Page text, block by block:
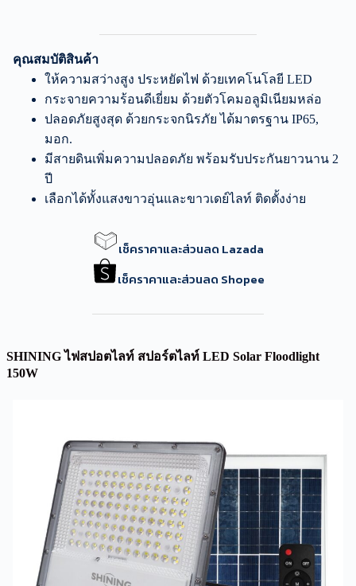
คุณสมบัติสินค้า
ให้ความสว่างสูง ประหยัดไฟ ด้วยเทคโนโลยี LED
กระจายความร้อนดีเยี่ยม ด้วยตัวโคมอลูมิเนียมหล่อ
ปลอดภัยสูงสุด ด้วยกระจกนิรภัย ได้มาตรฐาน IP65,
มอก.
มีสายดินเพิ่มความปลอดภัย พร้อมรับประกันยาวนาน 2
ปี
เลือกได้ทั้งแสงขาวอุ่นและขาวเดย์ไลท์ ติดตั้งง่าย
เช็คราคาและส่วนลด Lazada
เช็คราคาและส่วนลด Shopee
SHINING ไฟสปอตไลท์ สปอร์ตไลท์ LED Solar Floodlight
150W